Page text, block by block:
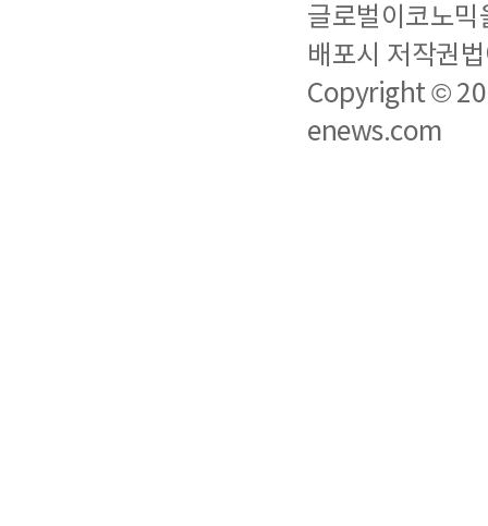
글로벌이코노믹
배포시 저작권
Copyright ©
enews.com